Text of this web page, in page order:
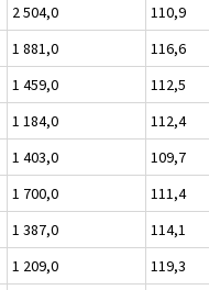
2 504,0 110,9
1 881,0 116,6
1 459,0 112,5
1 184,0 112,4
1 403,0 109,7
1 700,0 111,4
1 387,0 114,1
1 209,0 119,3